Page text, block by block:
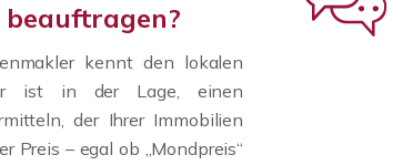
kennt den lokalen
ist in der Lage, einen
der Ihrer Immobilien
Preis – egal ob „Mondpreis“